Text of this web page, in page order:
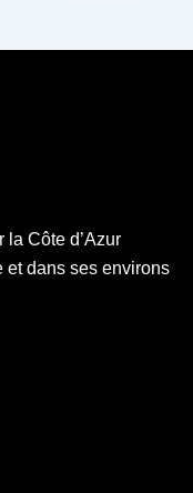
la Côte d’Azur
et dans ses environs